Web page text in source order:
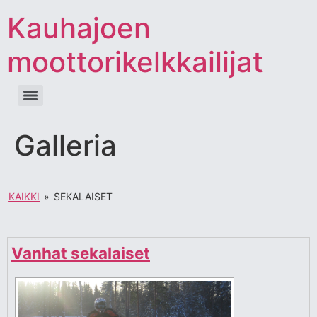
Kauhajoen
moottorikelkkailijat
Galleria
KAIKKI » SEKALAISET
Vanhat sekalaiset